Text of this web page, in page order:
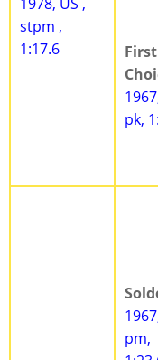
stpm ,
1:17.6
First
pk,
pm,